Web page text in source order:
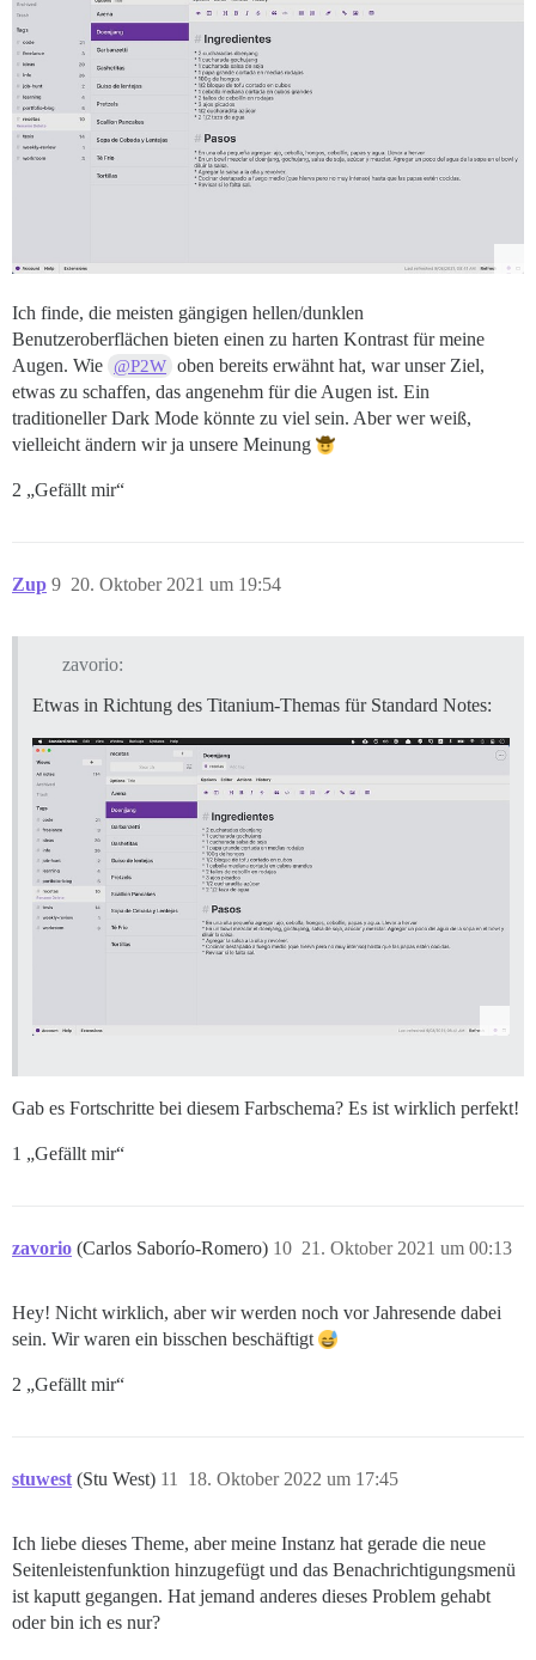
Ich finde, die meisten gängigen hellen/dunklen
Benutzeroberflächen bieten einen zu harten Kontrast für meine
Augen. Wie @P2W oben bereits erwähnt hat, war unser Ziel,
etwas zu schaffen, das angenehm für die Augen ist. Ein
traditioneller Dark Mode könnte zu viel sein. Aber wer weiß,
vielleicht ändern wir ja unsere Meinung
2 „Gefällt mir“
Zup 20. Oktober 2021 um 19:54
9
zavorio:
Etwas in Richtung des Titanium-Themas für Standard Notes:
Gab es Fortschritte bei diesem Farbschema? Es ist wirklich perfekt!
1 „Gefällt mir“
zavorio (Carlos Saborío-Romero) 21. Oktober 2021 um 00:13
10
Hey! Nicht wirklich, aber wir werden noch vor Jahresende dabei
sein. Wir waren ein bisschen beschäftigt
2 „Gefällt mir“
stuwest (Stu West) 18. Oktober 2022 um 17:45
11
Ich liebe dieses Theme, aber meine Instanz hat gerade die neue
Seitenleistenfunktion hinzugefügt und das Benachrichtigungsmenü
ist kaputt gegangen. Hat jemand anderes dieses Problem gehabt
oder bin ich es nur?